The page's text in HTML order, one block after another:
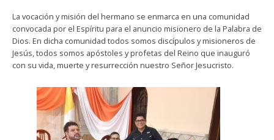
La vocación y misión del hermano se enmarca en una comunidad
convocada por el Espíritu para el anuncio misionero de la Palabra de
Dios. En dicha comunidad todos somos discípulos y misioneros de
Jesús, todos somos apóstoles y profetas del Reino que inauguró
con su vida, muerte y resurrección nuestro Señor Jesucristo.